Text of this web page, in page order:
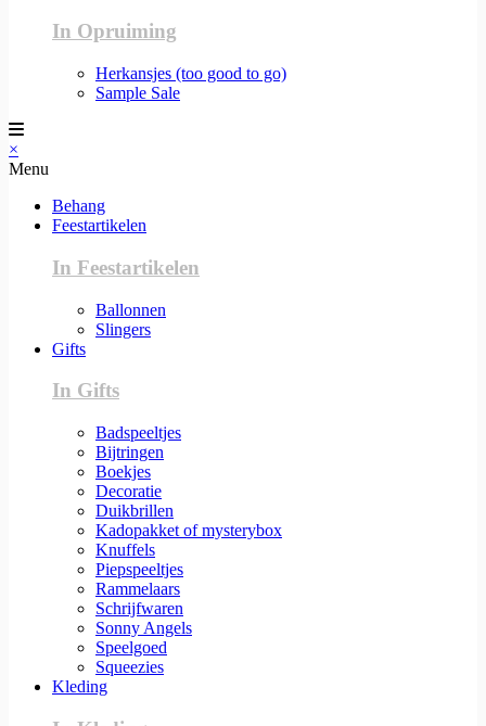
In Opruiming
Herkansjes (too good to go)
Sample Sale
×
Menu
Behang
Feestartikelen
In Feestartikelen
Ballonnen
Slingers
Gifts
In Gifts
Badspeeltjes
Bijtringen
Boekjes
Decoratie
Duikbrillen
Kadopakket of mysterybox
Knuffels
Piepspeeltjes
Rammelaars
Schrijfwaren
Sonny Angels
Speelgoed
Squeezies
Kleding